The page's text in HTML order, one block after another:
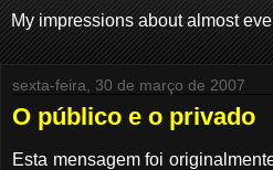
My impressions about almost
sexta-feira, 30 de março de 2007
O público e o privado
Esta mensagem foi